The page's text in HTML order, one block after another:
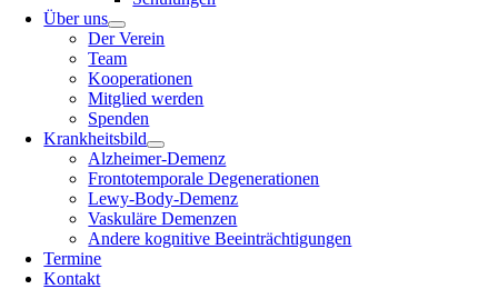
Über uns
Der Verein
Team
Kooperationen
Mitglied werden
Spenden
Krankheitsbild
Alzheimer-Demenz
Frontotemporale Degenerationen
Lewy-Body-Demenz
Vaskuläre Demenzen
Andere kognitive Beeinträchtigungen
Termine
Kontakt